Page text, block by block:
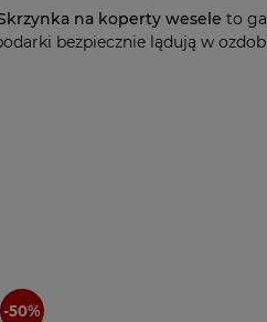
na koperty wesele to
bezpiecznie lądują w